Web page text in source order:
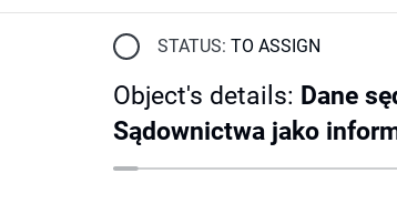
STATUS: TO ASSIGN
Object's details: Dane
Sądownictwa jako